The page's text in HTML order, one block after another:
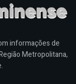
informações de
Metropolitana,